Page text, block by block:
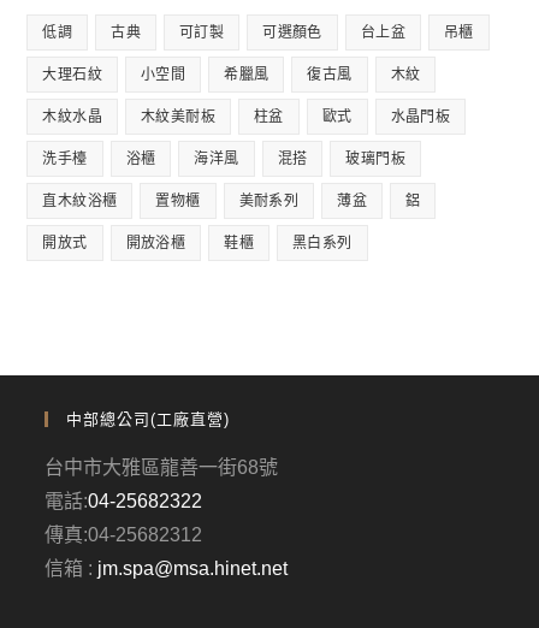
低調 古典 可訂製 可選顏色 台上盆 吊櫃
大理石紋 小空間 希臘風 復古風 木紋
木紋水晶 木紋美耐板 柱盆 歐式 水晶門板
洗手檯 浴櫃 海洋風 混搭 玻璃門板
直木紋浴櫃 置物櫃 美耐系列 薄盆 鋁
開放式 開放浴櫃 鞋櫃 黑白系列
中部總公司(工廠直營)
台中市大雅區龍善一街68號
電話:04-25682322
傳真:04-25682312
信箱 : jm.spa@msa.hinet.net